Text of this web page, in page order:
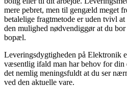
mere pebret, men til gengæld meget
betalelige fragtmetode er uden tvivl
den mulighed nødvendiggør at du
bopæl.
Leveringsdygtigheden på Elektronik
væsentlig ifald man har behov for din
det nemlig meningsfuldt at du ser
ved den aktuelle vare.